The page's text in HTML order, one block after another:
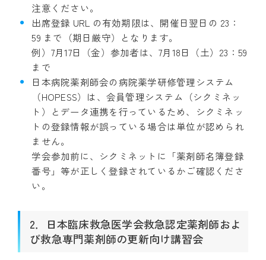
注意ください。
出席登録 URL の有効期限は、開催日翌日の 23：
59 まで（期日厳守）となります。
例）7月17日（金）参加者は、7月18日（土）23：59
まで
日本病院薬剤師会の病院薬学研修管理システム
（HOPESS）は、会員管理システム（シクミネッ
ト）とデータ連携を行っているため、シクミネッ
トの登録情報が誤っている場合は単位が認められ
ません。
学会参加前に、シクミネットに「薬剤師名簿登録
番号」等が正しく登録されているかご確認くださ
い。
2．日本臨床救急医学会救急認定薬剤師およ
び救急専門薬剤師の更新向け講習会